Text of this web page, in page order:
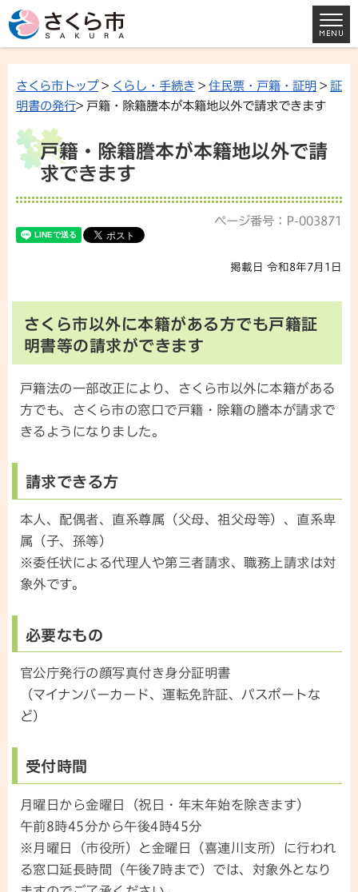
さくら市トップ> くらし・手続き > 住民票・戸籍・証明 > 証
明書の発行> 戸籍・除籍謄本が本籍地以外で請求できます
戸籍・除籍謄本が本籍地以外で請
求できます
ページ番号：P-003871
掲載日 令和8年7月1日
さくら市以外に本籍がある方でも戸籍証
明書等の請求ができます
戸籍法の一部改正により、さくら市以外に本籍がある
方でも、さくら市の窓口で戸籍・除籍の謄本が請求で
きるようになりました。
請求できる方
本人、配偶者、直系尊属（父母、祖父母等）、直系卑
属（子、孫等）
※委任状による代理人や第三者請求、職務上請求は対
象外です。
必要なもの
官公庁発行の顔写真付き身分証明書
（マイナンバーカード、運転免許証、パスポートな
ど）
受付時間
月曜日から金曜日（祝日・年末年始を除きます）
午前8時45分から午後4時45分
※月曜日（市役所）と金曜日（喜連川支所）に行われ
る窓口延長時間（午後7時まで）では、対象外となり